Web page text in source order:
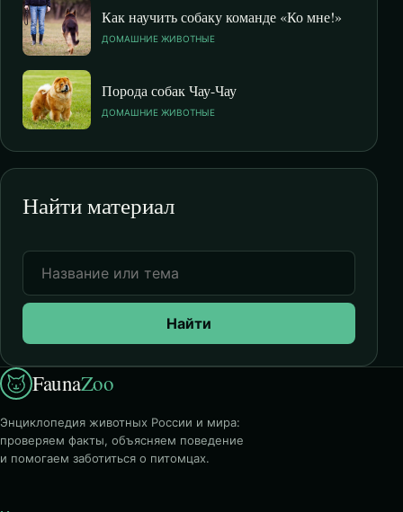
Как научить собаку команде «Ко мне!»
ДОМАШНИЕ ЖИВОТНЫЕ
Порода собак Чау-Чау
ДОМАШНИЕ ЖИВОТНЫЕ
Найти материал
Найти
FaunaZoo
Энциклопедия животных России и мира:
проверяем факты, объясняем поведение
и помогаем заботиться о питомцах.